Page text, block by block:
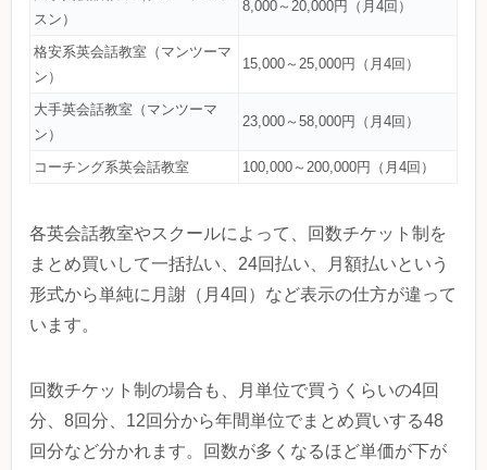
スン）
8,000～20,000円（月4回）
格安系英会話教室（マンツーマ
ン）
15,000～25,000円（月4回）
大手英会話教室（マンツーマ
ン）
23,000～58,000円（月4回）
コーチング系英会話教室 100,000～200,000円（月4回）
各英会話教室やスクールによって、回数チケット制を
まとめ買いして一括払い、24回払い、月額払いという
形式から単純に月謝（月4回）など表示の仕方が違って
います。
回数チケット制の場合も、月単位で買うくらいの4回
分、8回分、12回分から年間単位でまとめ買いする48
回分など分かれます。回数が多くなるほど単価が下が